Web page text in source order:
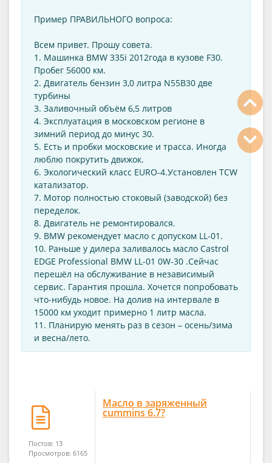
Пример ПРАВИЛЬНОГО вопроса:
Всем привет. Прошу совета.
1. Машинка BMW 335i 2012года в кузове F30.
Пробег 56000 км.
2. Двигатель бензин 3,0 литра N55B30 две
турбины
3. Заливочный объём 6,5 литров
4. Эксплуатация в московском регионе в
зимний период до минус 30.
5. Есть и пробки московские и трасса. Иногда
люблю покрутить движок.
6. Экологический класс EURO-4.Установлен TCW
катализатор.
7. Мотор полностью стоковый (заводской) без
переделок.
8. Двигатель не ремонтировался.
9. BMW рекомендует масло с допуском LL-01.
10. Раньше у дилера заливалось масло Castrol
EDGE Professional BMW LL-01 0W-30 .Сейчас
перешёл на обслуживание в независимый
сервис. Гарантия прошла. Хочется попробовать
что-нибудь новое. На долив на интервале в
15000 км уходит примерно 1 литр масла.
11. Планирую менять раз в сезон – осень/зима
и весна/лето.
Постов: 13
Просмотров: 6165
Масло в заряженный
cummins 6.7?